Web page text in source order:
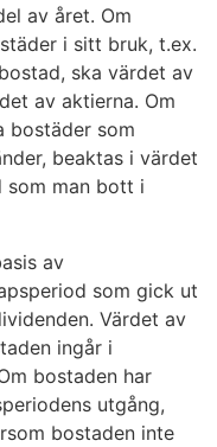
av året. Om
i sitt bruk, t.ex.
ska värdet av
av aktierna. Om
bostäder som
beaktas i värdet
som man bott i
av
som gick ut
Värdet av
ingår i
bostaden har
utgång,
bostaden inte